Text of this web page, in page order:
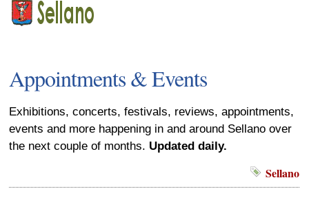
Appointments & Events
Exhibitions, concerts, festivals, reviews, appointments,
events and more happening in and around Sellano over
the next couple of months. Updated daily.
Sellano